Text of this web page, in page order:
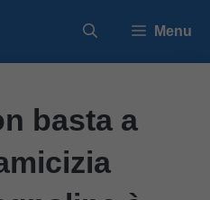
Menu
basta a